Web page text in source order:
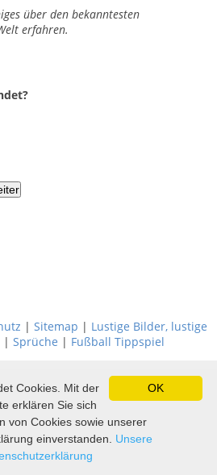
über den bekanntesten
erfahren.
| Sitemap | Lustige Bilder, lustige
| Sprüche | Fußball Tippspiel
OK
Cookies. Mit der
erklären Sie sich
von Cookies sowie unserer
einverstanden. Unsere